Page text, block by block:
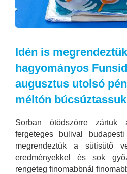
Idén is
hagyományos
augusztus utolsó
méltón
Sorban ötödszörre
fergeteges bulival
megrendeztük a sütisütő
eredményekkel és sok
rengeteg finomabbnál